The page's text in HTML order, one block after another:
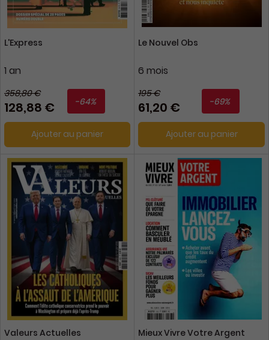
L'Express
1 an
358,80 €
128,88 € -64%
Ajouter au panier
Le Nouvel Obs
6 mois
195 €
61,20 € -69%
Ajouter au panier
Valeurs Actuelles Mieux Vivre Votre Argent